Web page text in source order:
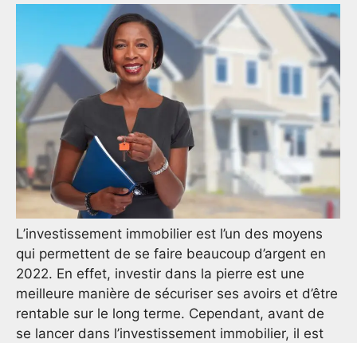
L’investissement immobilier est l’un des moyens
qui permettent de se faire beaucoup d’argent en
2022. En effet, investir dans la pierre est une
meilleure manière de sécuriser ses avoirs et d’être
rentable sur le long terme. Cependant, avant de
se lancer dans l’investissement immobilier, il est